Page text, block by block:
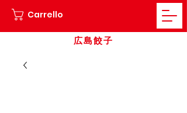
Carrello
広島餃子